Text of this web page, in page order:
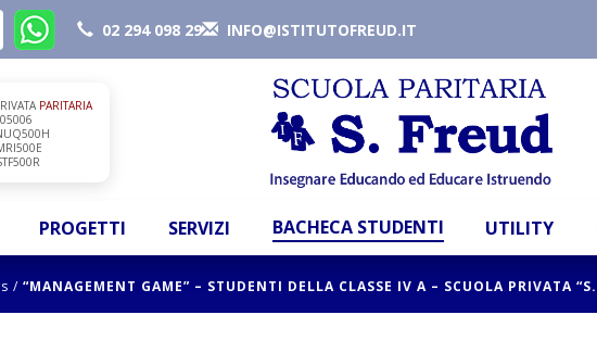
02 294 098 29 INFO@ISTITUTOFREUD.IT
PARITARIA
PROGETTI SERVIZI BACHECA STUDENTI UTILITY
/ “MANAGEMENT GAME” – STUDENTI DELLA CLASSE IV A – SCUOLA PRIVATA